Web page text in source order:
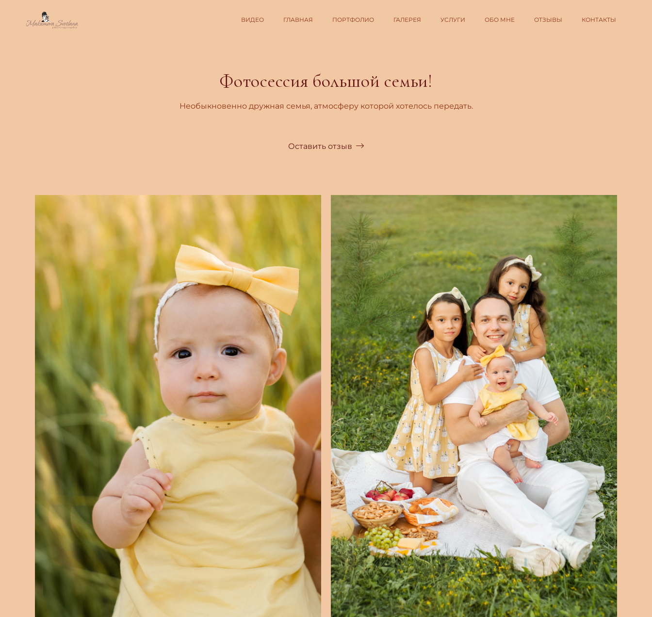
ВИДЕО ГЛАВНАЯ ПОРТФОЛИО ГАЛЕРЕЯ УСЛУГИ ОБО МНЕ ОТЗЫВЫ КОНТАКТЫ
Фотосессия большой семьи!
Необыкновенно дружная семья, атмосферу которой хотелось передать.
Оставить отзыв